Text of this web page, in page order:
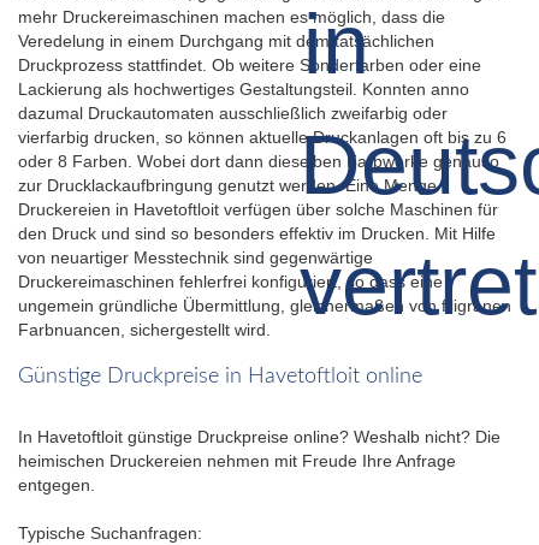
mehr Druckereimaschinen machen es möglich, dass die
Veredelung in einem Durchgang mit dem tatsächlichen
Druckprozess stattfindet. Ob weitere Sonderfarben oder eine
Lackierung als hochwertiges Gestaltungsteil. Konnten anno
dazumal Druckautomaten ausschließlich zweifarbig oder
vierfarbig drucken, so können aktuelle Druckanlagen oft bis zu 6
oder 8 Farben. Wobei dort dann dieselben Farbwerke genauso
zur Drucklackaufbringung genutzt werden. Eine Menge
Druckereien in Havetoftloit verfügen über solche Maschinen für
den Druck und sind so besonders effektiv im Drucken. Mit Hilfe
von neuartiger Messtechnik sind gegenwärtige
Druckereimaschinen fehlerfrei konfiguriert, so dass eine
ungemein gründliche Übermittlung, gleichermaßen von filigranen
Farbnuancen, sichergestellt wird.
Günstige Druckpreise in Havetoftloit online
In Havetoftloit günstige Druckpreise online? Weshalb nicht? Die
heimischen Druckereien nehmen mit Freude Ihre Anfrage
entgegen.
Typische Suchanfragen: